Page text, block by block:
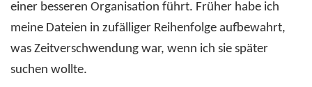
einer besseren Organisation führt. Früher habe ich
meine Dateien in zufälliger Reihenfolge aufbewahrt,
was Zeitverschwendung war, wenn ich sie später
suchen wollte.